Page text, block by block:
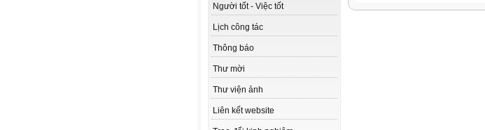
Người tốt - Việc tốt
Lịch công tác
Thông báo
Thư mời
Thư viện ảnh
Liên kết website